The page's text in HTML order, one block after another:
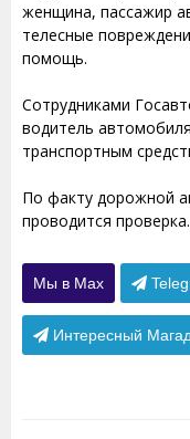
женщина, пассажир
телесные
помощь.
Сотрудниками
водитель
транспортным
По факту дорожной
проводится проверка.
Мы в Max
Интересный